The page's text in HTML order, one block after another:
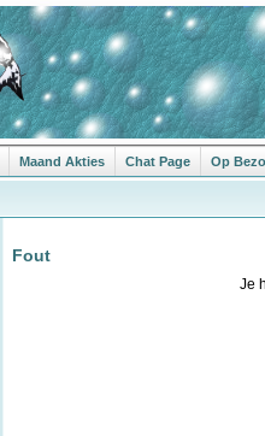
Maand Akties Chat Page Op
Fout
Je